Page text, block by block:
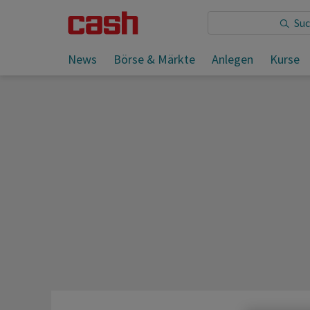
News Börse & Märkte Anlegen Kurse
Sie lesen: